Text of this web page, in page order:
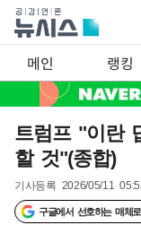
메인 랭킹
트럼프 "이란
할 것"(종합)
기사등록 2026/05/11
구글에서 선호하는 매체